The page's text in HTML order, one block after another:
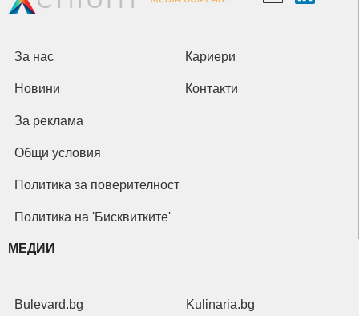
За нас Кариери
Новини Контакти
За реклама
Общи условия
Политика за поверителност
Политика на 'Бисквитките'
МЕДИИ
Bulevard.bg Kulinaria.bg